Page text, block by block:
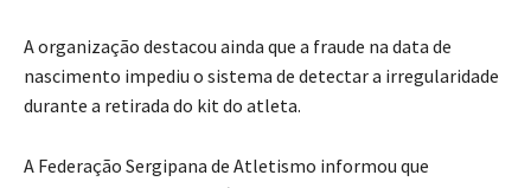
A organização destacou ainda que a fraude na data de
nascimento impediu o sistema de detectar a irregularidade
durante a retirada do kit do atleta.
A Federação Sergipana de Atletismo informou que